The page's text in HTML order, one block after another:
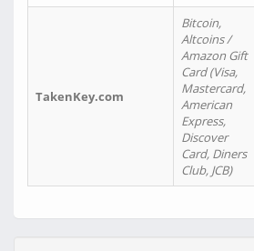
TakenKey.com
Bitcoin,
Altcoins /
Amazon Gift
Card (Visa,
Mastercard,
American
Express,
Discover
Card, Diners
Club, JCB)